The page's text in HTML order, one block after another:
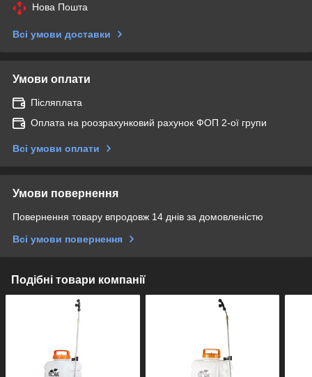
Нова Пошта
Всі умови доставки
Умови оплати
Післяплата
Оплата на роозрахунковий рахунок ФОП 2-ої групи
Всі умови оплати
Умови повернення
Повернення товару впродовж 14 днів за домовленістю
Всі умови повернення
Подібні товари компанії